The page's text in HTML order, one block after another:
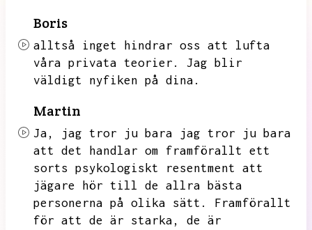
Boris
alltså inget hindrar oss att lufta
våra privata teorier.
Jag blir
väldigt nyfiken på dina.
Martin
Ja,
jag tror ju bara jag tror ju bara
att det handlar om framförallt ett
sorts psykologiskt resentment att
jägare hör till de allra bästa
personerna på olika sätt.
Framförallt
för att de är starka,
de är